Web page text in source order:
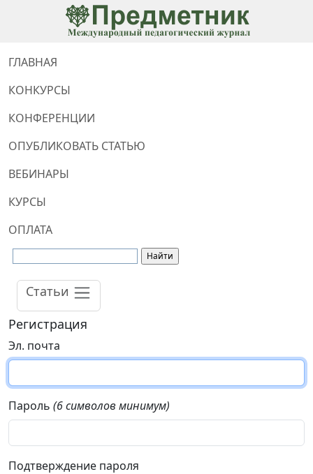
ГЛАВНАЯ
КОНКУРСЫ
КОНФЕРЕНЦИИ
ОПУБЛИКОВАТЬ СТАТЬЮ
ВЕБИНАРЫ
КУРСЫ
ОПЛАТА
Статьи
Регистрация
Эл. почта
Пароль (6 символов минимум)
Подтверждение пароля